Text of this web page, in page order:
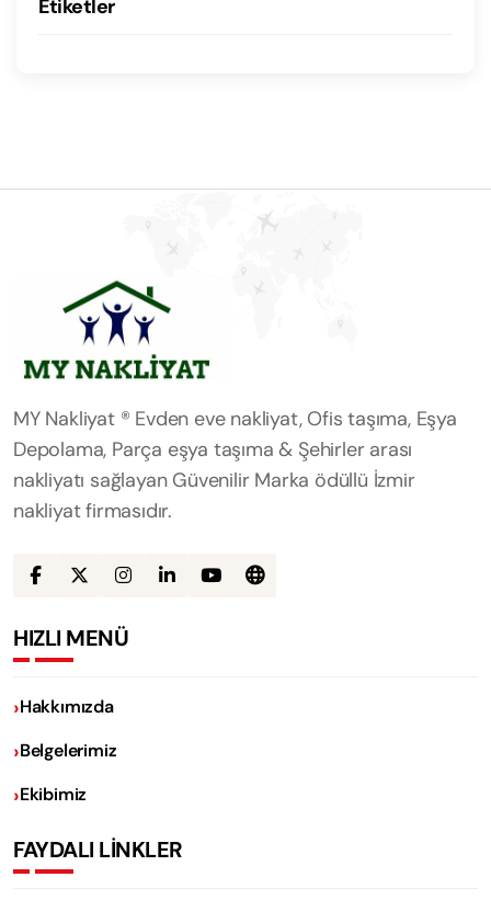
Etiketler
MY Nakliyat ® Evden eve nakliyat, Ofis taşıma, Eşya
Depolama, Parça eşya taşıma & Şehirler arası
nakliyatı sağlayan Güvenilir Marka ödüllü İzmir
nakliyat firmasıdır.
HIZLI MENÜ
Hakkımızda
Belgelerimiz
Ekibimiz
FAYDALI LİNKLER